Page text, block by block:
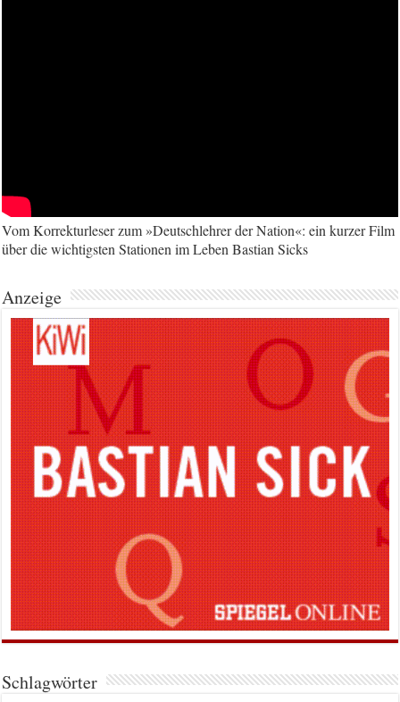
Vom Korrekturleser zum »Deutschlehrer der Nation«: ein kurzer Film
über die wichtigsten Stationen im Leben Bastian Sicks
Anzeige
Schlagwörter